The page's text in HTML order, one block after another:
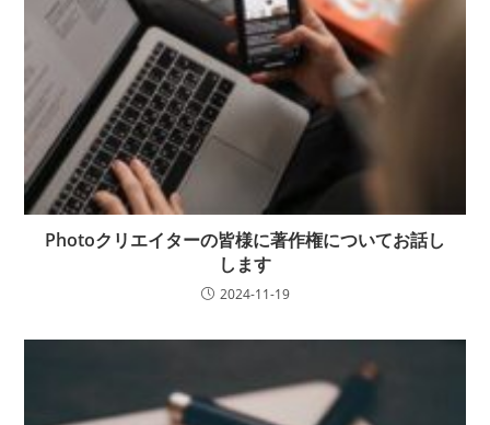
Photoクリエイターの皆様に著作権についてお話し
します
2024-11-19